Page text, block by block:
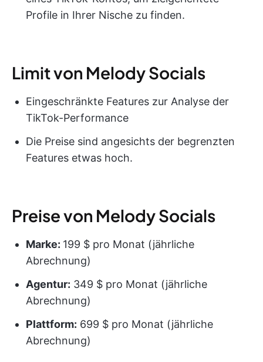
Profile in Ihrer Nische zu finden.
Limit von Melody Socials
Eingeschränkte Features zur Analyse der
TikTok-Performance
Die Preise sind angesichts der begrenzten
Features etwas hoch.
Preise von Melody Socials
Marke: 199 $ pro Monat (jährliche
Abrechnung)
Agentur: 349 $ pro Monat (jährliche
Abrechnung)
Plattform: 699 $ pro Monat (jährliche
Abrechnung)